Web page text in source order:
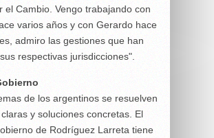
el Cambio. Vengo trabajando con
varios años y con Gerardo hace
admiro las gestiones que han
respectivas jurisdicciones".
de los argentinos se resuelven
y soluciones concretas. El
de Rodríguez Larreta tiene